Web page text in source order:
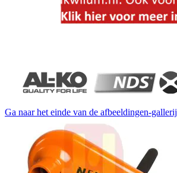
Ga naar het einde van de afbeeldingen-gallerij